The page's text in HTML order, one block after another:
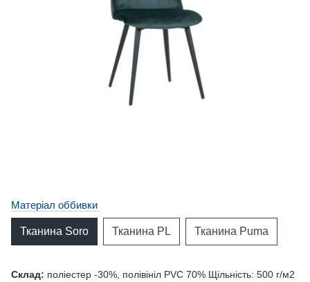
Матеріал оббивки
Тканина Soro Тканина PL Тканина Puma
Склад: поліестер -30%, полівініл PVC 70% Щільність: 500 г/м2